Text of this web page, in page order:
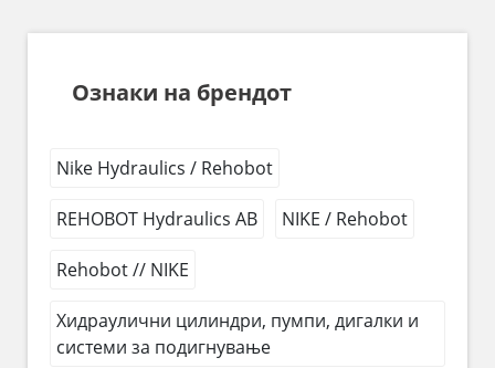
Ознаки на брендот
Nike Hydraulics / Rehobot
REHOBOT Hydraulics AB NIKE / Rehobot
Rehobot // NIKE
Хидраулични цилиндри, пумпи, дигалки и
системи за подигнување